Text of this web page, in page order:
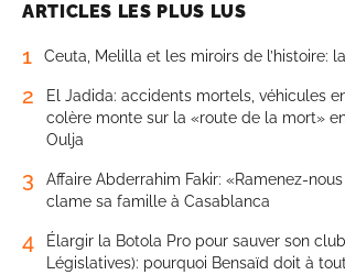
ARTICLES LES PLUS LUS
1 Ceuta, Melilla et les miroirs de l’histoire:
2
El Jadida: accidents mortels, véhicules
colère monte sur la «route de la mort»
Oulja
3
Affaire Abderrahim Fakir: «Ramenez-
clame sa famille à Casablanca
4
Élargir la Botola Pro pour sauver son
Législatives): pourquoi Bensaïd doit à